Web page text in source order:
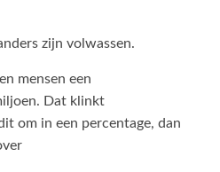
zijn volwassen.
mensen een
Dat klinkt
om in een percentage, dan